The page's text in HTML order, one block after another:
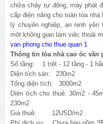
chữa cháy tự động, máy phát
cấp điện năng cho toàn tòa
lý chuyên nghiệp, an ninh
một không gian làm việc thoải
van phong cho thue quan 1
Thông tin tòa nhà cao ốc văn
Số tầng: 1 trệt - 12 tầng - 1
Diện tích sàn: 230m2
Tổng diện tích: 3000m2
Diện tích cho thuê: 30m2 -
230m2
Giá thuê: 12USD/m2